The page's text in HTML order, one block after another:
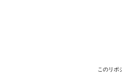
このリポ